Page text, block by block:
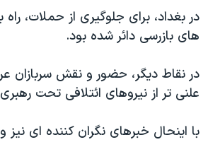
اقتصادی
اسرائیل در جنگ
آرشیو پخش زنده
حمله جمهوری اسلامی به اسرائیل
ورزش زنان در ایران
مجموعه مستندهای دادخواهی
زبانهای مختلف
در بغداد، برای جلوگيری از حملات،
های بازرسی دائر شده بود.
در نقاط ديگر، حضور و نقش سربازان
علنی تر از نيروهای ائتلافی تحت
با اينحال خبرهای نگران کننده ای